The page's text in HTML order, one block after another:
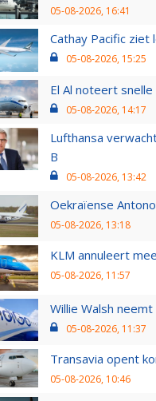
05-08-2026, 16:41
Cathay Pacific
05-08-2026, 15:25
El Al noteert
05-08-2026, 14:17
Lufthansa
B
05-08-2026, 13:42
Oekraïense
05-08-2026, 13:18
KLM annuleert
05-08-2026, 11:57
Willie Walsh
05-08-2026, 11:37
Transavia opent
05-08-2026, 10:46